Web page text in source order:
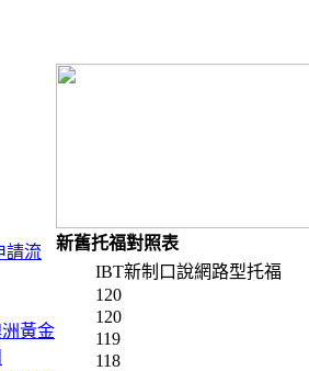
請流
洲黃金
新舊托福對照表
IBT新制口說網路型托福
120
120
119
118